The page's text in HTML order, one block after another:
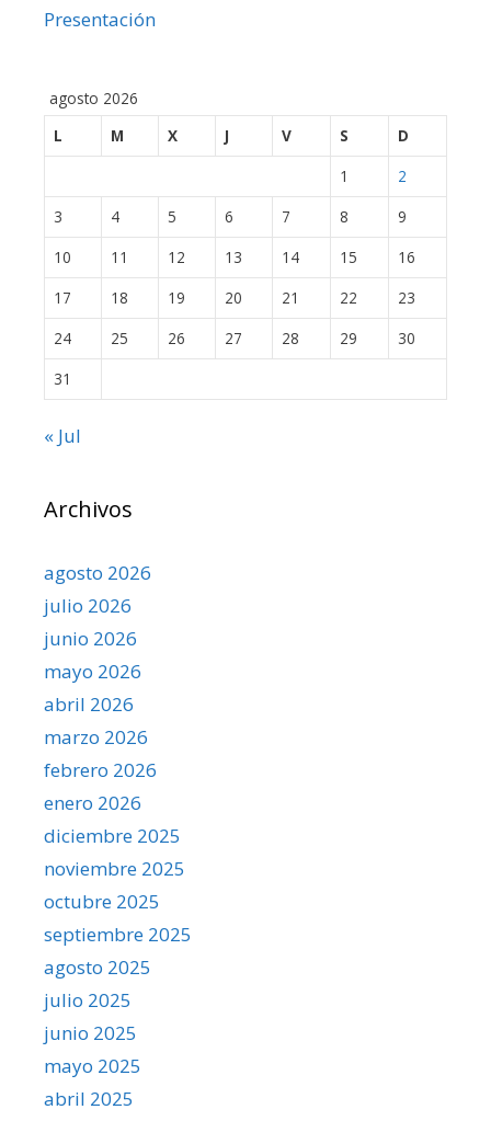
Presentación
agosto 2026
L
M X J V S
D
1
2
3
4 5 6 7 8
9
10
11 12 13 14 15
16
17
18 19 20 21 22
23
24
25 26 27 28 29
30
31
« Jul
Archivos
agosto 2026
julio 2026
junio 2026
mayo 2026
abril 2026
marzo 2026
febrero 2026
enero 2026
diciembre 2025
noviembre 2025
octubre 2025
septiembre 2025
agosto 2025
julio 2025
junio 2025
mayo 2025
abril 2025